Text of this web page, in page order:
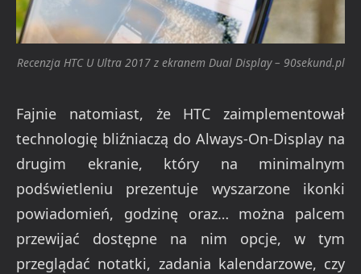
Recenzja HTC U Ultra 2017 z ekranem Dual Display – 90sekund.pl
Fajnie natomiast, że HTC zaimplementował
technologię bliźniaczą do Always-On-Display na
drugim ekranie, który na minimalnym
podświetleniu prezentuje wyszarzone ikonki
powiadomień, godzinę oraz… można palcem
przewijać dostępne na nim opcje, w tym
przeglądać notatki, zadania kalendarzowe, czy